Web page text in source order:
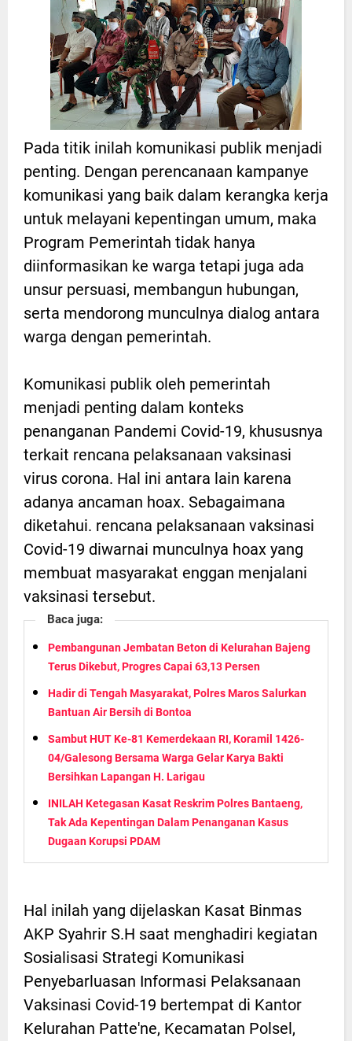
Pada titik inilah komunikasi publik menjadi
penting. Dengan perencanaan kampanye
komunikasi yang baik dalam kerangka kerja
untuk melayani kepentingan umum, maka
Program Pemerintah tidak hanya
diinformasikan ke warga tetapi juga ada
unsur persuasi, membangun hubungan,
serta mendorong munculnya dialog antara
warga dengan pemerintah.
Komunikasi publik oleh pemerintah
menjadi penting dalam konteks
penanganan Pandemi Covid-19, khususnya
terkait rencana pelaksanaan vaksinasi
virus corona. Hal ini antara lain karena
adanya ancaman hoax. Sebagaimana
diketahui. rencana pelaksanaan vaksinasi
Covid-19 diwarnai munculnya hoax yang
membuat masyarakat enggan menjalani
vaksinasi tersebut.
Baca juga:
Pembangunan Jembatan Beton di Kelurahan Bajeng
Terus Dikebut, Progres Capai 63,13 Persen
Hadir di Tengah Masyarakat, Polres Maros Salurkan
Bantuan Air Bersih di Bontoa
Sambut HUT Ke-81 Kemerdekaan RI, Koramil 1426-
04/Galesong Bersama Warga Gelar Karya Bakti
Bersihkan Lapangan H. Larigau
INILAH Ketegasan Kasat Reskrim Polres Bantaeng,
Tak Ada Kepentingan Dalam Penanganan Kasus
Dugaan Korupsi PDAM
Hal inilah yang dijelaskan Kasat Binmas
AKP Syahrir S.H saat menghadiri kegiatan
Sosialisasi Strategi Komunikasi
Penyebarluasan Informasi Pelaksanaan
Vaksinasi Covid-19 bertempat di Kantor
Kelurahan Patte'ne, Kecamatan Polsel,